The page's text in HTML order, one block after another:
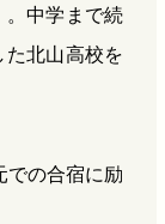
中学まで続
北山高校を
での合宿に励